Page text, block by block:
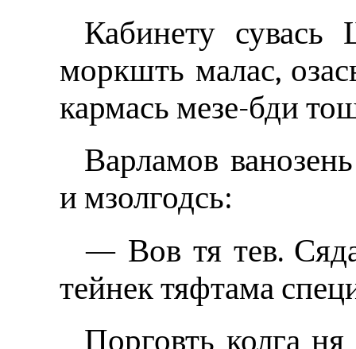
Кабинету
моркшть малас,
кармась мезе-бди
Варламов
и мзолгодсь:
— Вов тя тев.
тейнек тяфтама
Порговть колга